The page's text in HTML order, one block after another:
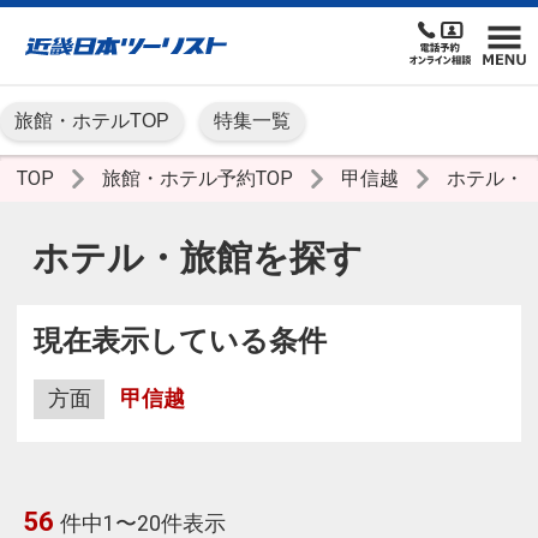
旅館・ホテルTOP 特集一覧
TOP 旅館・ホテル予約TOP 甲信越 ホテル・
ホテル・旅館を探す
現在表示している条件
方面 甲信越
56 件中1〜20件表示